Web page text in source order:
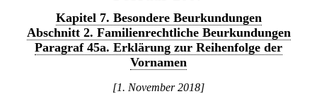
Kapitel 7. Besondere Beurkundungen
Abschnitt 2. Familienrechtliche Beurkundungen
Paragraf 45a. Erklärung zur Reihenfolge der
Vornamen
[1. November 2018]